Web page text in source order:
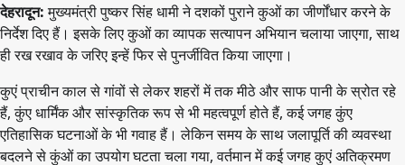
देहरादून:मुख्यमंत्री पुष्कर सिंह धामी ने दशकों पुराने कुओं का जीर्णोंधार करने के
निर्देश दिए हैं। इसके लिए कुओं का व्यापक सत्यापन अभियान चलाया जाएगा, साथ
ही रख रखाव के जरिए इन्हें फिर से पुनर्जीवित किया जाएगा।
कुएं प्राचीन काल से गांवों से लेकर शहरों में तक मीठे और साफ पानी के स्रोत रहे
हैं, कुंए धार्मिंक और सांस्कृतिक रूप से भी महत्वपूर्ण होते हैं, कई जगह कुंए
एतिहासिक घटनाओं के भी गवाह हैं। लेकिन समय के साथ जलापूर्ति की व्यवस्था
बदलने से कुंओं का उपयोग घटता चला गया, वर्तमान में कई जगह कुएं अतिक्रमण